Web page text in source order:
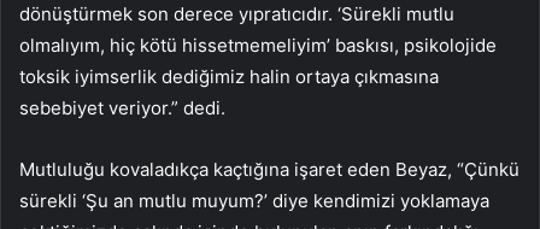
dönüştürmek son derece yıpratıcıdır. ‘Sürekli mutlu
olmalıyım, hiç kötü hissetmemeliyim’ baskısı, psikolojide
toksik iyimserlik dediğimiz halin ortaya çıkmasına
sebebiyet veriyor.” dedi.
Mutluluğu kovaladıkça kaçtığına işaret eden Beyaz, “Çünkü
sürekli ‘Şu an mutlu muyum?’ diye kendimizi yoklamaya